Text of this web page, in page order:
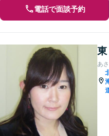
電話で面談予約
あ